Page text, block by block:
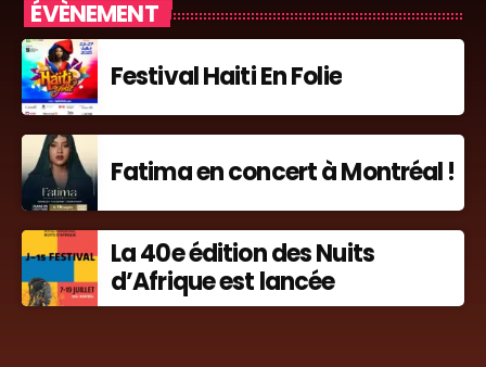
ÉVÈNEMENT
Festival Haiti En Folie
Fatima en concert à Montréal !
La 40e édition des Nuits
d’Afrique est lancée